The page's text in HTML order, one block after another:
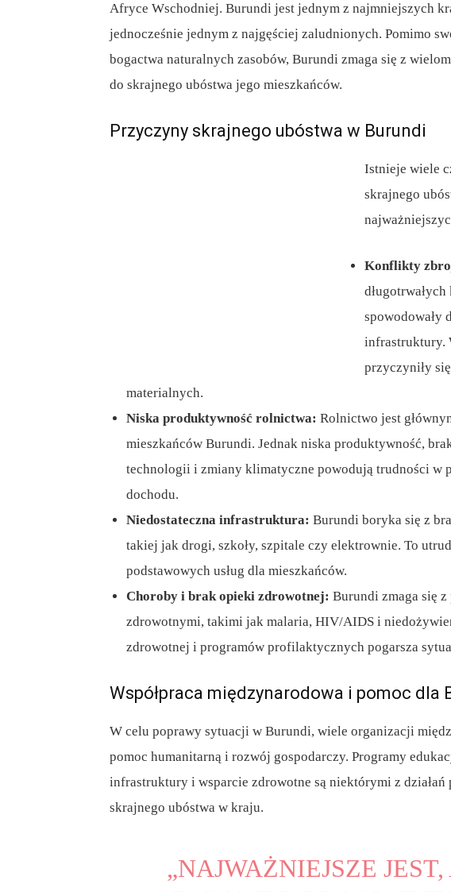
Afryce Wschodniej. Burundi jest jednym z najmniejszych
jednocześnie jednym z najgęściej zaludnionych. Pomimo
bogactwa naturalnych zasobów, Burundi zmaga się z
do skrajnego ubóstwa jego mieszkańców.
Przyczyny skrajnego ubóstwa w Burundi
Istnieje wiele
skrajnego
Konflikty
spowodowały
infrastruktury.
przyczyniły
materialnych.
Niska produktywność rolnictwa: Rolnictwo jest
mieszkańców Burundi. Jednak niska produktywność,
technologii i zmiany klimatyczne powodują trudności w
dochodu.
Niedostateczna infrastruktura: Burundi boryka się z
takiej jak drogi, szkoły, szpitale czy elektrownie. To
podstawowych usług dla mieszkańców.
Choroby i brak opieki zdrowotnej: Burundi zmaga się
zdrowotnymi, takimi jak malaria, HIV/AIDS i
zdrowotnej i programów profilaktycznych pogarsza
Współpraca międzynarodowa i pomoc dla
W celu poprawy sytuacji w Burundi, wiele organizacji
pomoc humanitarną i rozwój gospodarczy. Programy
infrastruktury i wsparcie zdrowotne są niektórymi z działań
skrajnego ubóstwa w kraju.
„NAJWAŻNIEJSZE